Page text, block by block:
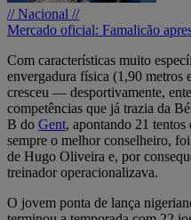
// Nacional //
Mercado oficial: Famalicão
Com características muito
envergadura física (1,90 metros
cresceu — desportivamente,
competências que já trazia da
B do Gent, apontando 21
sempre o melhor conselheiro,
de Hugo Oliveira e, por
treinador operacionalizava.
O jovem ponta de lança